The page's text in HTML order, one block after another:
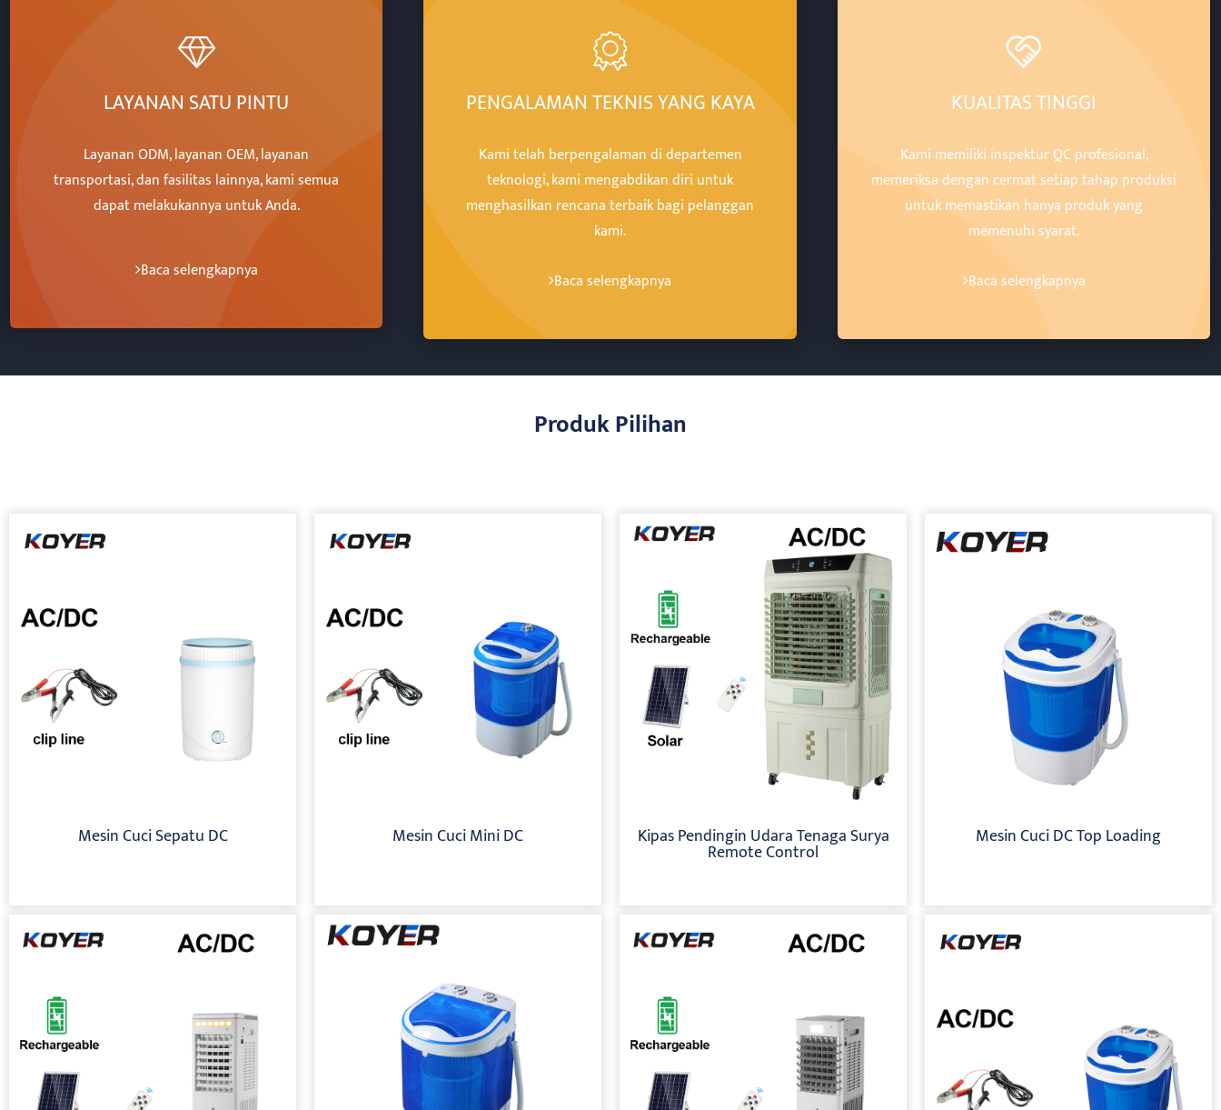
LAYANAN SATU PINTU
Layanan ODM, layanan OEM, layanan
transportasi, dan fasilitas lainnya, kami semua
dapat melakukannya untuk Anda.
Baca selengkapnya
PENGALAMAN TEKNIS YANG KAYA
Kami telah berpengalaman di departemen
teknologi, kami mengabdikan diri untuk
menghasilkan rencana terbaik bagi pelanggan
kami.
Baca selengkapnya
KUALITAS TINGGI
Kami memiliki inspektur QC profesional,
memeriksa dengan cermat setiap tahap produksi
untuk memastikan hanya produk yang
memenuhi syarat.
Baca selengkapnya
Produk Pilihan
Mesin Cuci Sepatu DC Mesin Cuci Mini DC Kipas Pendingin Udara Tenaga Surya
Remote Control
Mesin Cuci DC Top Loading